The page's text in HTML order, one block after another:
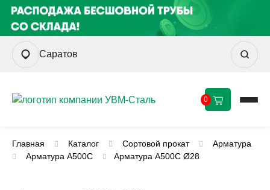
Саратов
0
Главная Каталог Сортовой прокат
Арматура
Арматура А500С
Арматура А500С Ø28